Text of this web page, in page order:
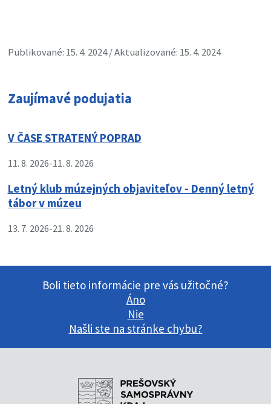
Publikované: 15. 4. 2024 / Aktualizované: 15. 4. 2024
Zaujímavé podujatia
V ČASE STRATENÝ POPRAD
11. 8. 2026-11. 8. 2026
Letný klub múzejných objaviteľov - Denný letný
tábor v múzeu
13. 7. 2026-21. 8. 2026
Boli tieto informácie pre vás užitočné?
Áno
Nie
Našli ste na stránke chybu?